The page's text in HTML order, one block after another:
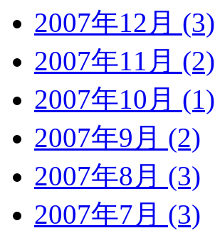
2007年12月 (3)
2007年11月 (2)
2007年10月 (1)
2007年9月 (2)
2007年8月 (3)
2007年7月 (3)